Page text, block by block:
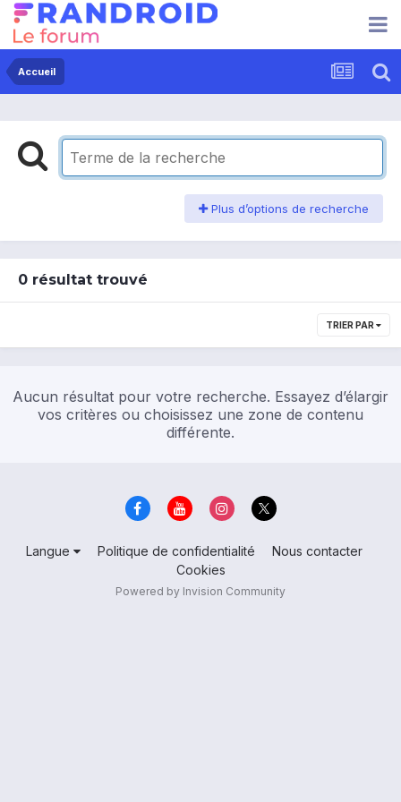
Accueil
Plus d’options de recherche
0 résultat trouvé
TRIER PAR
Aucun résultat pour votre recherche. Essayez d’élargir
vos critères ou choisissez une zone de contenu
différente.
Langue Politique de confidentialité
Nous contacter
Cookies
Powered by Invision Community